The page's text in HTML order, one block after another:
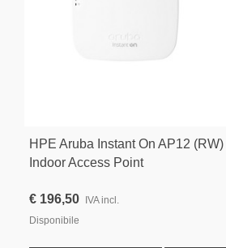
HPE Aruba Instant On AP12
Indoor Access Point
€ 196,50 IVA incl.
Disponibile